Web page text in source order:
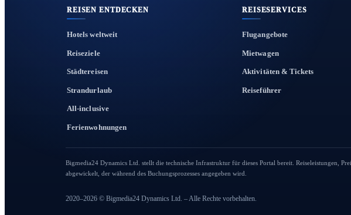
REISEN ENTDECKEN
Hotels weltweit
Reiseziele
Städtereisen
Strandurlaub
All-inclusive
Ferienwohnungen
REISESERVICES
Flugangebote
Mietwagen
Aktivitäten & Tickets
Reiseführer
Bigmedia24 Dynamics Ltd. stellt die technische Infrastruktur für dieses Portal bereit. Reiseleistungen,
abgewickelt, der während des Buchungsprozesses angegeben wird.
2020–2026 © Bigmedia24 Dynamics Ltd. – Alle Rechte vorbehalten.